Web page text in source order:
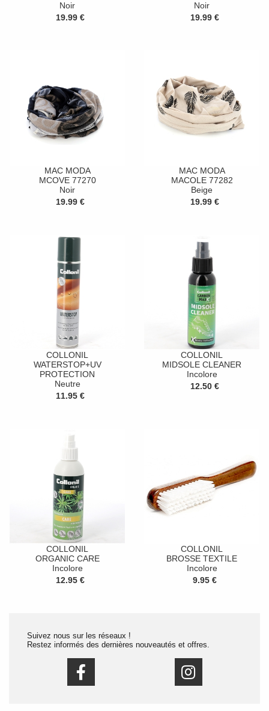
Noir
19.99 €
Noir
19.99 €
MAC MODA
MCOVE 77270
Noir
19.99 €
MAC MODA
MACOLE 77282
Beige
19.99 €
COLLONIL
WATERSTOP+UV
PROTECTION
Neutre
11.95 €
COLLONIL
MIDSOLE CLEANER
Incolore
12.50 €
COLLONIL
ORGANIC CARE
Incolore
12.95 €
COLLONIL
BROSSE TEXTILE
Incolore
9.95 €
Suivez nous sur les réseaux !
Restez informés des dernières nouveautés et offres.